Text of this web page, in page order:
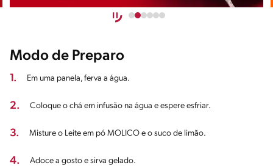
Modo de Preparo
1. Em uma panela, ferva a água.
2. Coloque o chá em infusão na água e espere esfriar.
3. Misture o Leite em pó MOLICO e o suco de limão.
4. Adoce a gosto e sirva gelado.